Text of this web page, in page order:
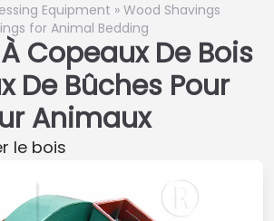
Equipment » Wood Shavings
for Animal Bedding
Copeaux De Bois
De Bûches Pour
Animaux
le bois